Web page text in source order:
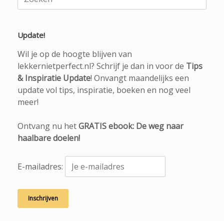
naar:
Update!
Wil je op de hoogte blijven van
lekkernietperfect.nl? Schrijf je dan in voor de Tips
& Inspiratie Update! Onvangt maandelijks een
update vol tips, inspiratie, boeken en nog veel
meer!
Ontvang nu hetGRATIS ebook: De weg naar
haalbare doelen!
E-mailadres: